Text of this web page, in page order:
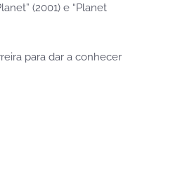
(2001) e “Planet
para dar a conhecer